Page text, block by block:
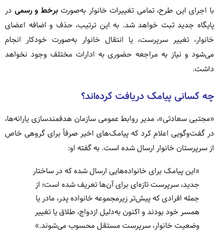
با اجرای این طرح، تمامی تغییرات خانوار به‌صورتبرخط و رسمی در
پایگاه جدید ثبت خواهد شد. به این ترتیب، حذف و اضافه اعضای
خانوار، تغییر سرپرست، یا انتقال خانوار به‌صورت خودکار انجام
می‌شود و نیاز به مراجعه حضوری به ادارات مختلف وجود نخواهد
داشت.
چه کسانی پیامک دریافت کرده‌اند؟
«مجتبی سعادتی»، مدیر روابط عمومی سازمان هدفمندسازی یارانه‌ها،
در گفت‌وگویی اعلام کرد که پیامک‌های اخیر صرفاً برای گروهی خاص
از سرپرستان خانوار ارسال شده است. به گفته او:
«این پیامک برای خانواده‌هایی ارسال شده که در ساختار
جدید، سرپرست تازه‌ای برای آن‌ها تعریف شده است؛ از
جمله افرادی که پیش‌تر زیرمجموعه خانواده پدر، مادر یا
همسر خود بودند و اکنون به‌دلیل ازدواج، طلاق یا تغییر
وضعیت خانوار، سرپرست مستقل محسوب می‌شوند.»